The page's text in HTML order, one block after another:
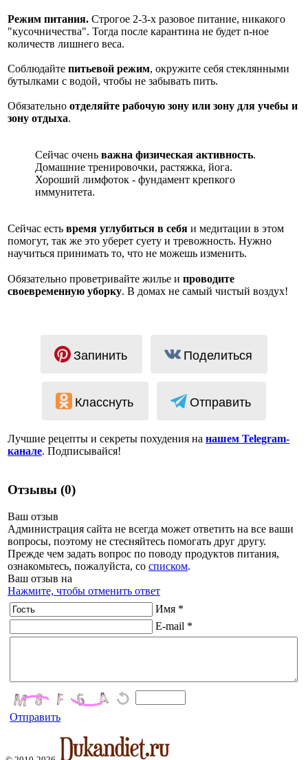
Режим питания. Строгое 2-3-х разовое питание, никакого
"кусочничества". Тогда после карантина не будет n-ное
количеств лишнего веса.
Соблюдайте питьевой режим, окружите себя стеклянными
бутылками с водой, чтобы не забывать пить.
Обязательно отделяйте рабочую зону или зону для учебы и
зону отдыха.
Сейчас очень важна физическая активность.
Домашние тренировочки, растяжка, йога.
Хороший лимфоток - фундамент крепкого
иммунитета.
Сейчас есть время углубиться в себя и медитации в этом
помогут, так же это уберет суету и тревожность. Нужно
научиться принимать то, что не можешь изменить.
Обязательно проветривайте жилье и проводите
своевременную уборку. В домах не самый чистый воздух!
Запинить Поделиться
Класснуть Отправить
Лучшие рецепты и секреты похудения на нашем Telegram-
канале. Подписывайся!
Отзывы (0)
Ваш отзыв
Администрация сайта не всегда может ответить на все ваши
вопросы, поэтому не стесняйтесь помогать друг другу.
Прежде чем задать вопрос по поводу продуктов питания,
ознакомьтесь, пожалуйста, со списком.
Ваш отзыв на
Нажмите, чтобы отменить ответ
Имя *
E-mail *
Отправить